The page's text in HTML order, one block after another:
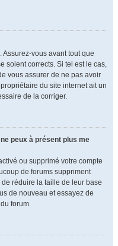
vous avant tout que
soient corrects. Si tel est le cas,
vous assurer de ne pas avoir
du site internet ait un
de la corriger.
peux à présent plus me
ou supprimé votre compte
de forums suppriment
réduire la taille de leur base
de nouveau et essayez de
forum.